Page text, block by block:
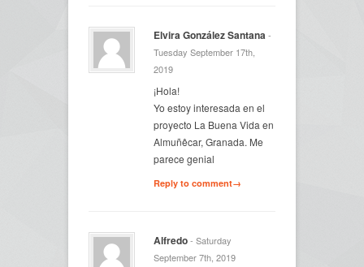
Elvira González Santana-
Tuesday September 17th,
2019
¡Hola!
Yo estoy interesada en el
proyecto La Buena Vida en
Almuñêcar, Granada. Me
parece genial
Reply to comment→
Alfredo- Saturday
September 7th, 2019